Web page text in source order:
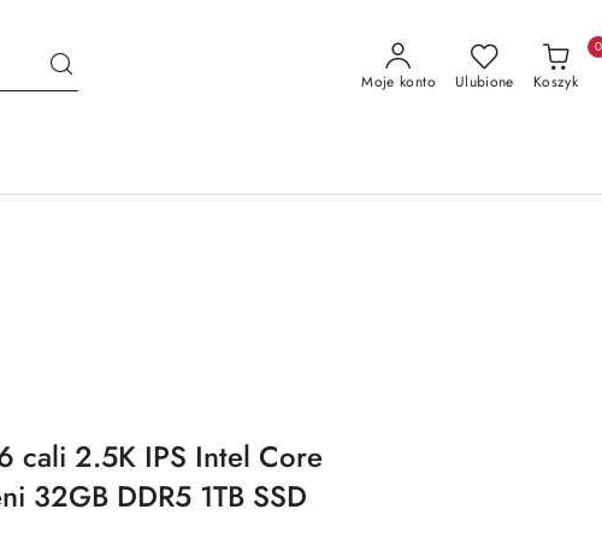
Moje konto Ulubione Koszyk
0
cali 2.5K IPS Intel Core
32GB DDR5 1TB SSD